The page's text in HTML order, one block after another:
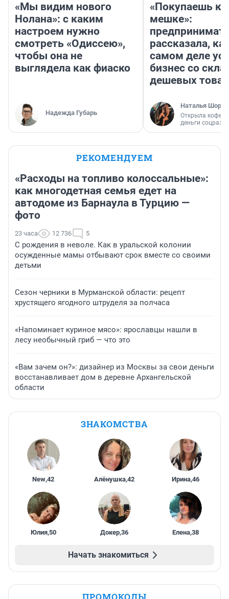
«Мы видим нового
Нолана»: с каким
настроем нужно
смотреть «Одиссею»,
чтобы она не
выглядела как фиаско
Надежда Губарь
«Покупаешь
мешке»:
рассказала,
самом деле
бизнес со
дешевых
Наталья
Открыла
деньги
РЕКОМЕНДУЕМ
«Расходы на топливо колоссальные»:
как многодетная семья едет на
автодоме из Барнаула в Турцию —
фото
23 часа 12 736 5
С рождения в неволе. Как в уральской колонии
осужденные мамы отбывают срок вместе со своими
детьми
Сезон черники в Мурманской области: рецепт
хрустящего ягодного штруделя за полчаса
«Напоминает куриное мясо»: ярославцы нашли в
лесу необычный гриб — что это
«Вам зачем он?»: дизайнер из Москвы за свои деньги
восстанавливает дом в деревне Архангельской
области
ЗНАКОМСТВА
New,42 Алёнушка,42 Ирина,46
Юлия,50 Докер,36 Елена,38
Начать знакомиться